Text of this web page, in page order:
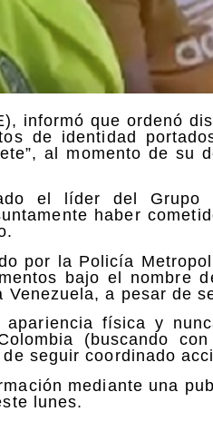
informó que ordenó
de identidad
al momento de su
el líder del Grupo
haber
por la Policía
bajo el nombre
a pesar de
física y
(buscando
seguir coordinado
mediante una
lunes.